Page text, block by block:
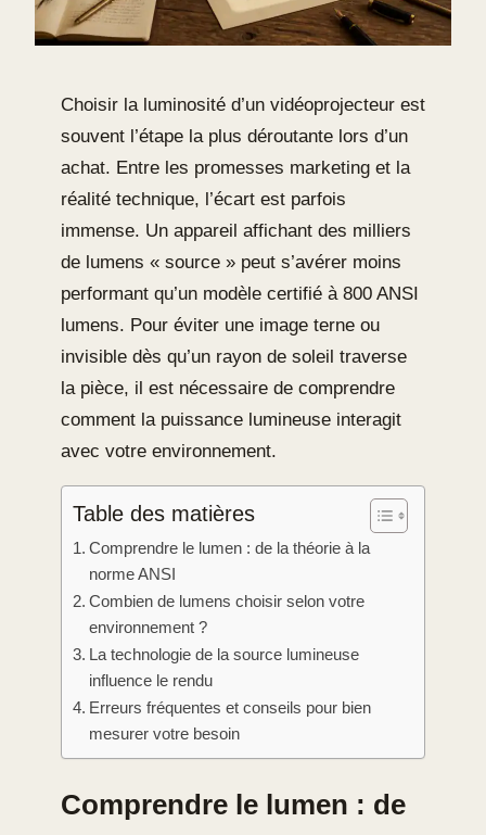
Choisir la luminosité d’un vidéoprojecteur est
souvent l’étape la plus déroutante lors d’un
achat. Entre les promesses marketing et la
réalité technique, l’écart est parfois
immense. Un appareil affichant des milliers
de lumens « source » peut s’avérer moins
performant qu’un modèle certifié à 800 ANSI
lumens. Pour éviter une image terne ou
invisible dès qu’un rayon de soleil traverse
la pièce, il est nécessaire de comprendre
comment la puissance lumineuse interagit
avec votre environnement.
Table des matières
Comprendre le lumen : de la théorie à la
norme ANSI
Combien de lumens choisir selon votre
environnement ?
La technologie de la source lumineuse
influence le rendu
Erreurs fréquentes et conseils pour bien
mesurer votre besoin
Comprendre le lumen : de